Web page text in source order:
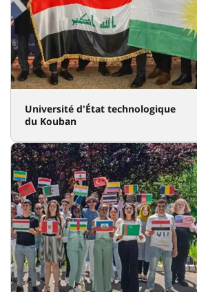
Université d'État technologique
du Kouban